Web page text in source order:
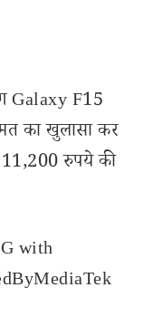
Galaxy F15
का खुलासा कर
11,200 रुपये की
with